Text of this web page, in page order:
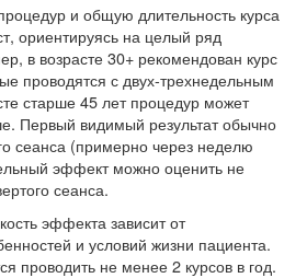
и общую длительность курса
ориентируясь на целый ряд
в возрасте 30+ рекомендован курс
проводятся с двух-трехнедельным
старше 45 лет процедур может
Первый видимый результат обычно
сеанса (примерно через неделю
эффект можно оценить не
сеанса.
эффекта зависит от
и условий жизни пациента.
проводить не менее 2 курсов в год.